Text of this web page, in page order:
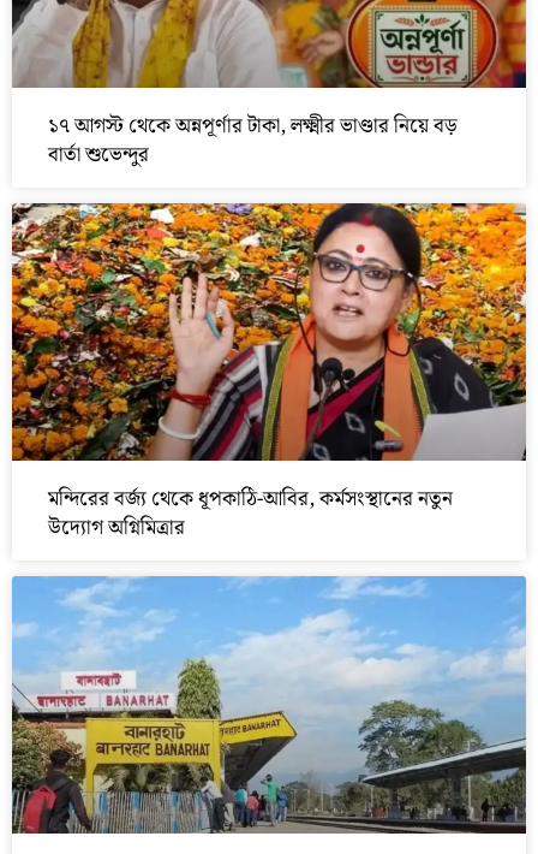
১৭ আগস্ট থেকে অন্নপূর্ণার টাকা, লক্ষ্মীর ভাণ্ডার নিয়ে বড়
বার্তা শুভেন্দুর
মন্দিরের বর্জ্য থেকে ধূপকাঠি-আবির, কর্মসংস্থানের নতুন
উদ্যোগ অগ্নিমিত্রার